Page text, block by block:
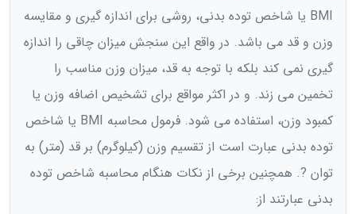
BMI یا شاخص توده بدنی، روشی برای اندازه گیری و مقایسه
وزن و قد می باشد. در واقع این سنجش میزان چاقی را اندازه
گیری نمی کند بلکه با توجه به قد، میزان وزن مناسب را
تخمین می زند. و در اکثر مواقع برای تشخیص اضافه وزن یا
کمبود وزن، استفاده می شود. فرمول محاسبه BMI یا شاخص
توده بدنی عبارت است از تقسیم وزن (کیلوگرم) بر قد (متر) به
توان ?. همچنین برخی از نکات هنگام محاسبه شاخص توده
بدنی عبارتند از: